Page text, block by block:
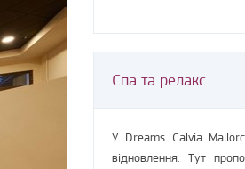
Спа та релакс
У Dreams Calvia
відновлення. Тут